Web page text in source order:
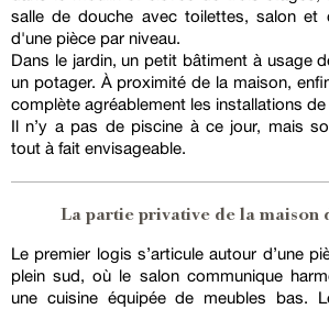
salle de douche avec toilettes, salon et
d'une pièce par niveau.
Dans le jardin, un petit bâtiment à usage
un potager. À proximité de la maison,
complète agréablement les installations
Il n’y a pas de piscine à ce jour, mais
tout à fait envisageable.
La partie privative de la maison
Le premier logis s’articule autour d’une
plein sud, où le salon communique
une cuisine équipée de meubles bas.